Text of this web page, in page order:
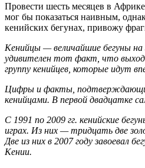
Провести шесть месяцев в
мог бы показаться наивным,
кенийских бегунах, привожу
Кенийцы — величайшие бегуны
удивителен тот факт, что
группу кенийцев, которые идут
Цифры и факты, подтверждающие
кенийцами. В первой двадцатке
С 1991 по 2009 гг. кенийские
играх. Из них — тридцать две
Две из них в 2007 году завоевал
Кении.